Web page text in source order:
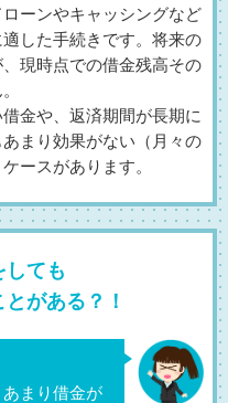
ーンやキャッシングなど
した手続きです。将来の
現時点での借金残高その
金や、返済期間が長期に
まり効果がない（月々の
ースがあります。
しても
がある？！
まり借金が